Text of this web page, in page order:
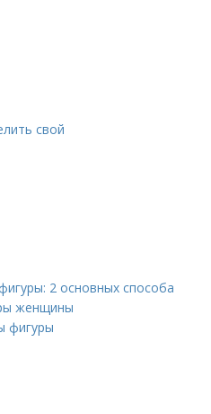
свой
2 основных способа
женщины
фигуры